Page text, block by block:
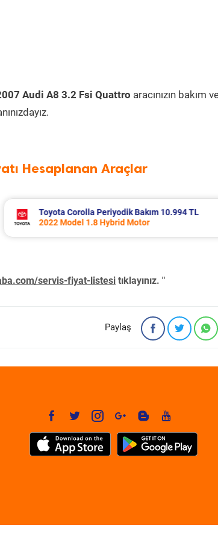
Audi A8 3.2 Fsi Quattro aracınızın bakım
Hesaplanan Araçlar
Volvo Xc60 Periyodik Bakım 10.267 TL
2014 Model 2.0 D4 Motor
servis-fiyat-listesi tıklayınız. "
Paylaş